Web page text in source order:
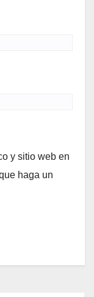
y sitio web en
haga un